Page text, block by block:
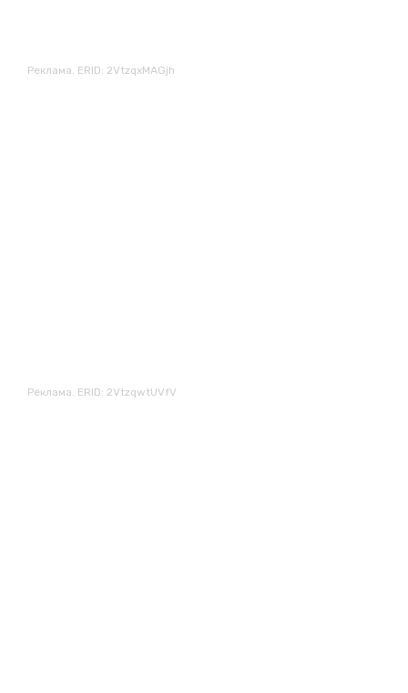
Реклама. ERID: 2VtzqxMAGjh
Реклама. ERID: 2VtzqwtUVfV